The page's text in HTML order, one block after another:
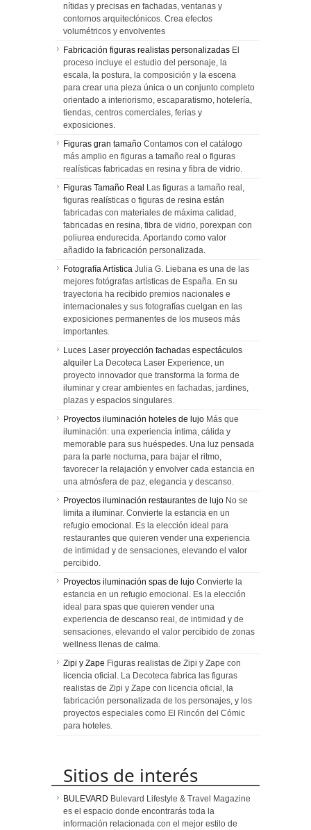
nítidas y precisas en fachadas, ventanas y
contornos arquitectónicos. Crea efectos
volumétricos y envolventes
Fabricación figuras realistas personalizadas El
proceso incluye el estudio del personaje, la
escala, la postura, la composición y la escena
para crear una pieza única o un conjunto completo
orientado a interiorismo, escaparatismo, hotelería,
tiendas, centros comerciales, ferias y
exposiciones.
Figuras gran tamaño Contamos con el catálogo
más amplio en figuras a tamaño real o figuras
realísticas fabricadas en resina y fibra de vidrio.
Figuras Tamaño Real Las figuras a tamaño real,
figuras realísticas o figuras de resina están
fabricadas con materiales de máxima calidad,
fabricadas en resina, fibra de vidrio, porexpan con
poliurea endurecida. Aportando como valor
añadido la fabricación personalizada.
Fotografía Artística Julia G. Liebana es una de las
mejores fotógrafas artísticas de España. En su
trayectoria ha recibido premios nacionales e
internacionales y sus fotografías cuelgan en las
exposiciones permanentes de los museos más
importantes.
Luces Laser proyección fachadas espectáculos
alquiler La Decoteca Laser Experience, un
proyecto innovador que transforma la forma de
iluminar y crear ambientes en fachadas, jardines,
plazas y espacios singulares.
Proyectos iluminación hoteles de lujo Más que
iluminación: una experiencia íntima, cálida y
memorable para sus huéspedes. Una luz pensada
para la parte nocturna, para bajar el ritmo,
favorecer la relajación y envolver cada estancia en
una atmósfera de paz, elegancia y descanso.
Proyectos iluminación restaurantes de lujo No se
limita a iluminar. Convierte la estancia en un
refugio emocional. Es la elección ideal para
restaurantes que quieren vender una experiencia
de intimidad y de sensaciones, elevando el valor
percibido.
Proyectos iluminación spas de lujo Convierte la
estancia en un refugio emocional. Es la elección
ideal para spas que quieren vender una
experiencia de descanso real, de intimidad y de
sensaciones, elevando el valor percibido de zonas
wellness llenas de calma.
Zipi y Zape Figuras realistas de Zipi y Zape con
licencia oficial. La Decoteca fabrica las figuras
realistas de Zipi y Zape con licencia oficial, la
fabricación personalizada de los personajes, y los
proyectos especiales como El Rincón del Cómic
para hoteles.
Sitios de interés
BULEVARD Bulevard Lifestyle & Travel Magazine
es el espacio donde encontrarás toda la
información relacionada con el mejor estilo de